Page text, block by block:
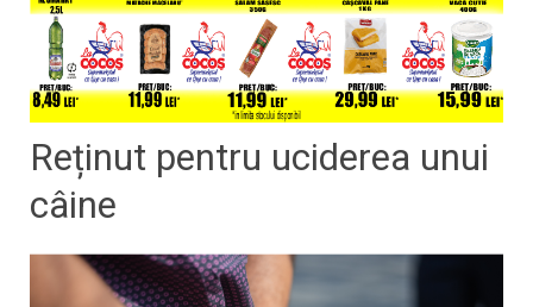
Reținut pentru uciderea unui
câine